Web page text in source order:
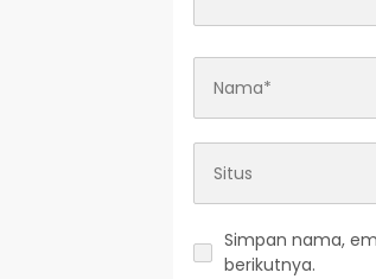
Simpan nama,
berikutnya.